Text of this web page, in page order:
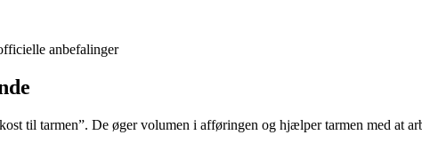
anbefalinger
til tarmen”. De øger volumen i afføringen og hjælper tarmen med at